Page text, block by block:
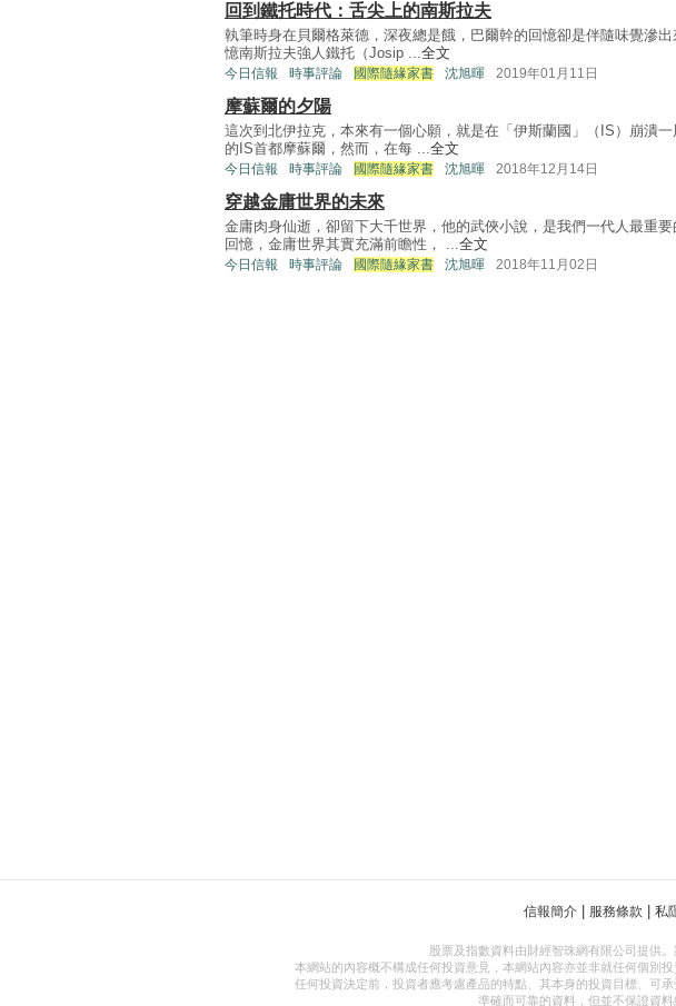
回到鐵托時代：舌尖上的南斯拉夫
執筆時身在貝爾格萊德，深夜總是餓，巴爾幹的回憶卻是伴隨味覺滲
憶南斯拉夫強人鐵托（Josip ...全文
今日信報 時事評論 國際隨緣家書 沈旭暉 2019年01月11日
摩蘇爾的夕陽
這次到北伊拉克，本來有一個心願，就是在「伊斯蘭國」（IS）崩潰一
的IS首都摩蘇爾，然而，在每 ...全文
今日信報 時事評論 國際隨緣家書 沈旭暉 2018年12月14日
穿越金庸世界的未來
金庸肉身仙逝，卻留下大千世界，他的武俠小說，是我們一代人最重
回憶，金庸世界其實充滿前瞻性， ...全文
今日信報 時事評論 國際隨緣家書 沈旭暉 2018年11月02日
信報簡介 服務條款 私
股票及指數資料由財經智珠網有限公司提供
本網站的內容概不構成任何投資意見，本網站內容亦並非就任何個別
任何投資決定前，投資者應考慮產品的特點、其本身的投資目標、可
準確而可靠的資料，但並不保證資